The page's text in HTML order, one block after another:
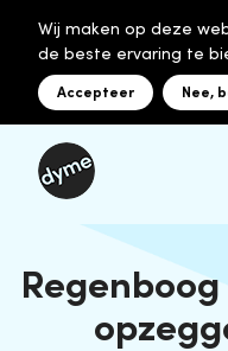
Wij maken op deze
de beste ervaring te
Accepteer Nee,